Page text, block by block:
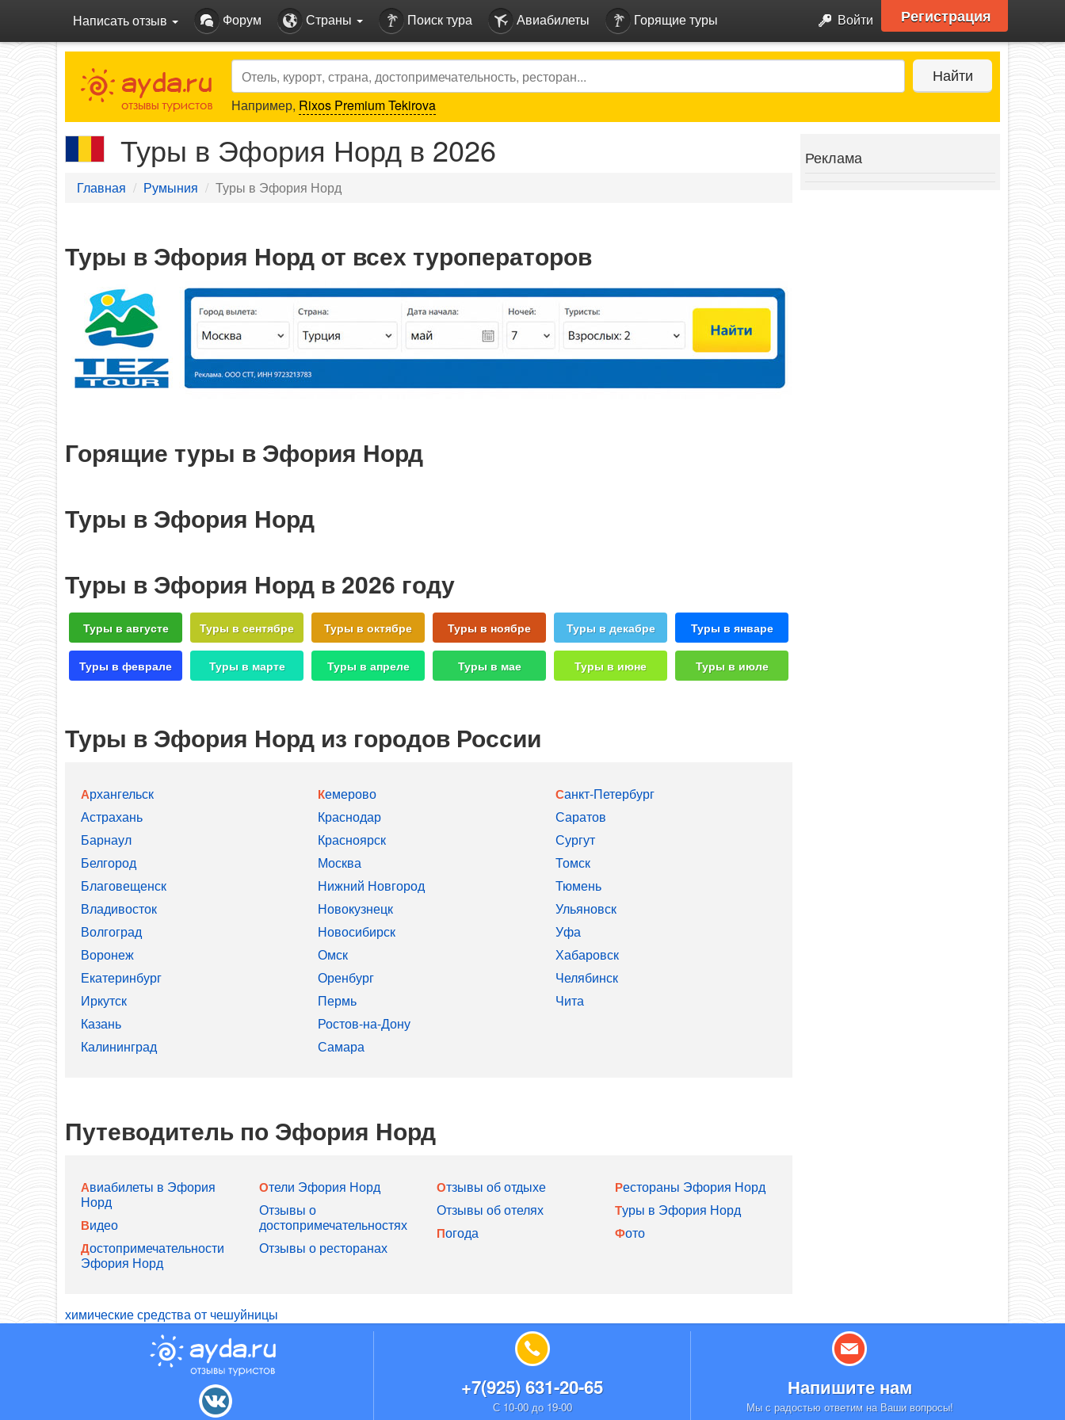
Написать отзыв Форум Страны Поиск тура Авиабилеты Горящие туры Войти Регистрация
Search Найти
Например, Rixos Premium Tekirova
Туры в Эфория Норд в 2026
Главная Румыния Туры в Эфория Норд
Туры в Эфория Норд от всех туроператоров
Горящие туры в Эфория Норд
Туры в Эфория Норд
Туры в Эфория Норд в 2026 году
Туры в августе Туры в сентябре Туры в октябре Туры в ноябре Туры в декабре Туры в январе
Туры в феврале Туры в марте Туры в апреле Туры в мае Туры в июне Туры в июле
Туры в Эфория Норд из городов России
Архангельск
Астрахань
Барнаул
Белгород
Благовещенск
Владивосток
Волгоград
Воронеж
Екатеринбург
Иркутск
Казань
Калининград
Кемерово
Краснодар
Красноярск
Москва
Нижний Новгород
Новокузнецк
Новосибирск
Омск
Оренбург
Пермь
Ростов-на-Дону
Самара
Санкт-Петербург
Саратов
Сургут
Томск
Тюмень
Ульяновск
Уфа
Хабаровск
Челябинск
Чита
Путеводитель по Эфория Норд
Авиабилеты в Эфория
Норд
Видео
Достопримечательности
Эфория Норд
Отели Эфория Норд
Отзывы о
достопримечательностях
Отзывы о ресторанах
Отзывы об отдыхе
Отзывы об отелях
Погода
Рестораны Эфория Норд
Туры в Эфория Норд
Фото
Реклама
химические средства от чешуйницы
+7(925) 631-20-65
С 10-00 до 19-00
Напишите нам
Мы с радостью ответим на Ваши вопросы!